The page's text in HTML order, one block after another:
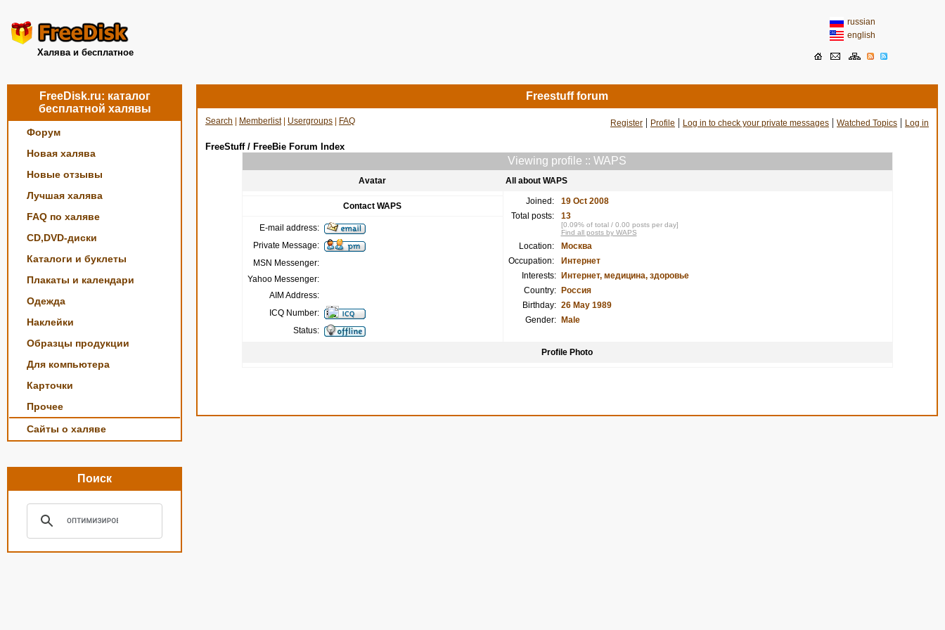
Халява и бесплатное
russian
english
FreeDisk.ru: каталог
бесплатной халявы
Форум
Новая халява
Новые отзывы
Лучшая халява
FAQ по халяве
CD,DVD-диски
Каталоги и буклеты
Плакаты и календари
Одежда
Наклейки
Образцы продукции
Для компьютера
Карточки
Прочее
Сайты о халяве
Поиск
Freestuff forum
Search Memberlist| Usergroups FAQ Register | Profile | Log in to check your private messages | Watched Topics | Log in
FreeStuff / FreeBie Forum Index
Viewing profile :: WAPS
Avatar All about WAPS
Joined:
19 Oct 2008
Total posts:
13
[0.09% of total / 0.00 posts per day]
Find all posts by WAPS
Location:
Москва
Occupation:
Интернет
Interests:
Интернет, медицина, здоровье
Country:
Россия
Birthday: 26 May 1989
Gender:
Male
Contact WAPS
E-mail address:
Private Message:
MSN Messenger:
Yahoo Messenger:
AIM Address:
ICQ Number:
Status:
Profile Photo